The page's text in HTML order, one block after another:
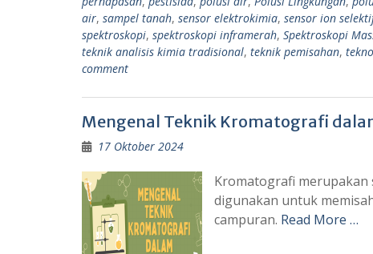
air, sampel tanah, sensor elektrokimia, sensor ion
spektroskopi, spektroskopi inframerah, Spektroskopi
teknik analisis kimia tradisional, teknik pemisahan,
comment
Mengenal Teknik Kromatografi
17 Oktober 2024
Kromatografi merupakan
digunakan untuk
campuran. Read More …